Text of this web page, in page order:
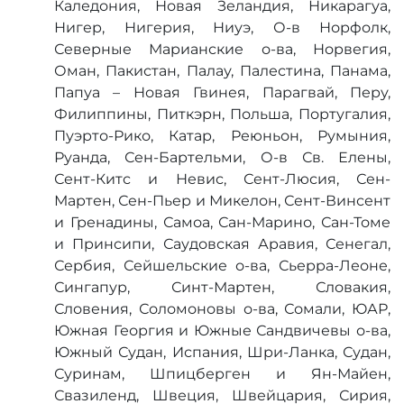
Каледония, Новая Зеландия, Никарагуа,
Нигер, Нигерия, Ниуэ, О-в Норфолк,
Северные Марианские о-ва, Норвегия,
Оман, Пакистан, Палау, Палестина, Панама,
Папуа – Новая Гвинея, Парагвай, Перу,
Филиппины, Питкэрн, Польша, Португалия,
Пуэрто-Рико, Катар, Реюньон, Румыния,
Руанда, Сен-Бартельми, О-в Св. Елены,
Сент-Китс и Невис, Сент-Люсия, Сен-
Мартен, Сен-Пьер и Микелон, Сент-Винсент
и Гренадины, Самоа, Сан-Марино, Сан-Томе
и Принсипи, Саудовская Аравия, Сенегал,
Сербия, Сейшельские о-ва, Сьерра-Леоне,
Сингапур, Синт-Мартен, Словакия,
Словения, Соломоновы о-ва, Сомали, ЮАР,
Южная Георгия и Южные Сандвичевы о-ва,
Южный Судан, Испания, Шри-Ланка, Судан,
Суринам, Шпицберген и Ян-Майен,
Свазиленд, Швеция, Швейцария, Сирия,